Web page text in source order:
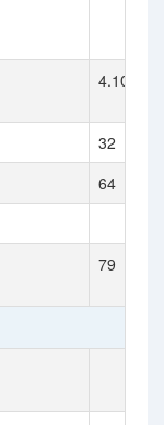
4.10 GHz
32
64
79